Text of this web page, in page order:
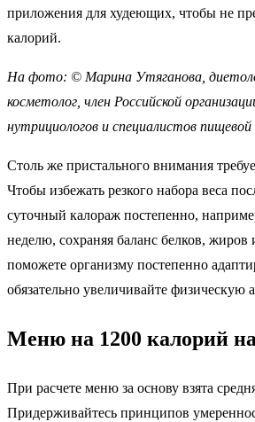
приложения для худеющих, чтобы не
калорий.
На фото: © Марина Утяганова,
косметолог, член Российской
нутрициологов и специалистов
Столь же пристального внимания
Чтобы избежать резкого набора веса
суточный калораж постепенно,
неделю, сохраняя баланс белков, жиров
поможете организму постепенно
обязательно увеличивайте физическую
Меню на 1200 калорий
При расчете меню за основу взята
Придерживайтесь принципов